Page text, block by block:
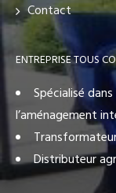
Contact
ENTREPRISE TOUS
Spécialisé
l’aménagement
Distributeur